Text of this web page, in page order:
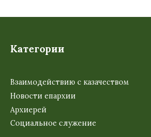
Категории
Взаимодействию с казачеством
Новости епархии
Архиерей
Социальное служение